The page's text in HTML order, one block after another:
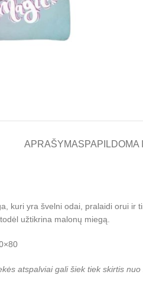
APRAŠYMASPAPILDOMA
kuri yra švelni odai, pralaidi orui ir
užtikrina malonų miegą.
atspalviai gali šiek tiek skirtis nuo